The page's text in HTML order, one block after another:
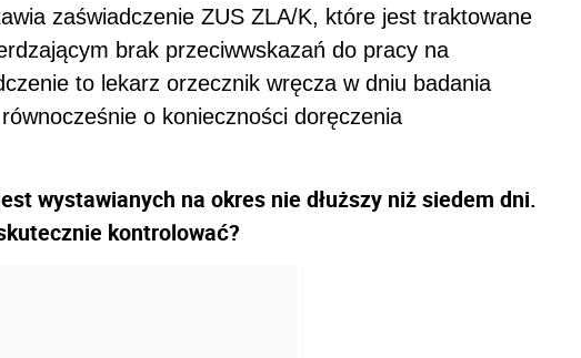
zaświadczenie ZUS ZLA/K, które jest traktowane
brak przeciwwskazań do pracy na
to lekarz orzecznik wręcza w dniu badania
o konieczności doręczenia
wystawianych na okres nie dłuższy niż siedem dni.
kontrolować?